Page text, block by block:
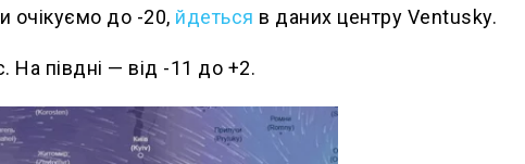
очікуємо до -20, йдеться в даних центру Ventusky.
На півдні — від -11 до +2.